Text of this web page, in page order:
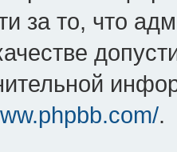
за то, что
.